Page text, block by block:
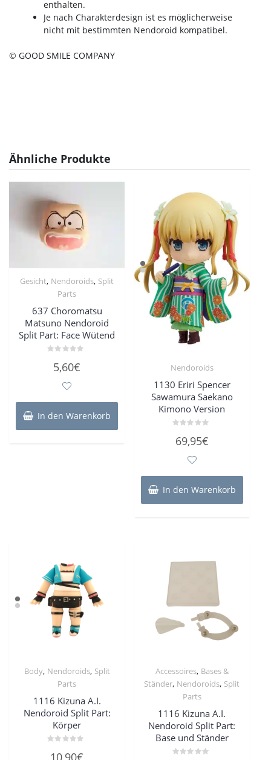
enthalten.
Je nach Charakterdesign ist es möglicherweise
nicht mit bestimmten Nendoroid kompatibel.
© GOOD SMILE COMPANY
Ähnliche Produkte
Gesicht, Nendoroids, Split
Parts
637 Choromatsu
Matsuno Nendoroid
Split Part: Face Wütend
mit5,60€
In den Warenkorb
Nendoroids
1130 Eriri Spencer
Sawamura Saekano
Kimono Version
mit
69,95€
In den Warenkorb
Body, Nendoroids, Split
Parts
1116 Kizuna A.I.
Nendoroid Split Part:
Körper
mit
10,90€
Accessoires, Bases &
Ständer, Nendoroids, Split
Parts
1116 Kizuna A.I.
Nendoroid Split Part:
Base und Ständer